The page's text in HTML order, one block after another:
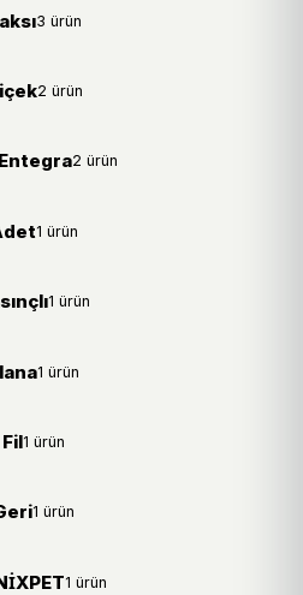
3 ürün
2 ürün
2 ürün
1 ürün
1 ürün
1 ürün
Fil1 ürün
1 ürün
1 ürün